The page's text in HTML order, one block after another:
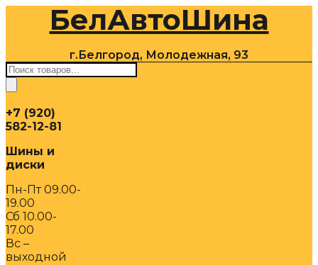
содержимомуБелАвтоШина
г.Белгород, Молодежная, 93
Поиск
товаров
+7 (920)
582-12-81
Шины и
диски
Пн-Пт 09.00-
19.00
Сб 10.00-
17.00
Вс –
выходной